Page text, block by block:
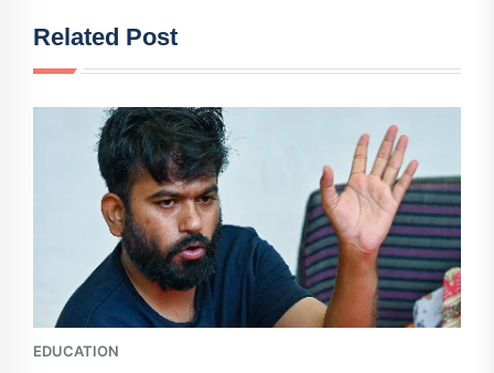
Related Post
EDUCATION